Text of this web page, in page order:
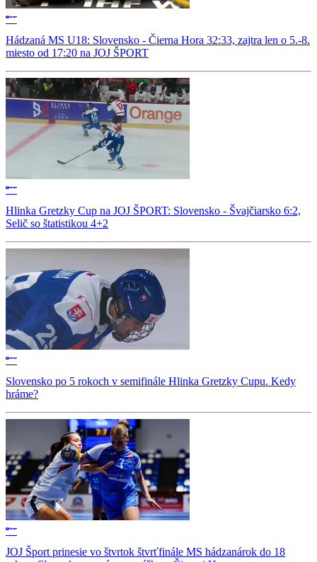
Hádzaná MS U18: Slovensko - Čierna Hora 32:33, zajtra len o 5.-8.
miesto od 17:20 na JOJ ŠPORT
Hlinka Gretzky Cup na JOJ ŠPORT: Slovensko - Švajčiarsko 6:2,
Selič so štatistikou 4+2
Slovensko po 5 rokoch v semifinále Hlinka Gretzky Cupu. Kedy
hráme?
JOJ Šport prinesie vo štvrtok štvrťfinále MS hádzanárok do 18